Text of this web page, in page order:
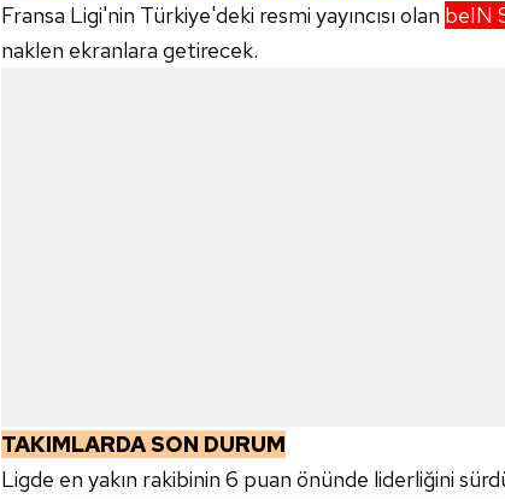
Fransa Ligi'nin Türkiye'deki resmi yayıncısı olan beIN
naklen ekranlara getirecek.
TAKIMLARDA SON DURUM
Ligde en yakın rakibinin 6 puan önünde liderliğini